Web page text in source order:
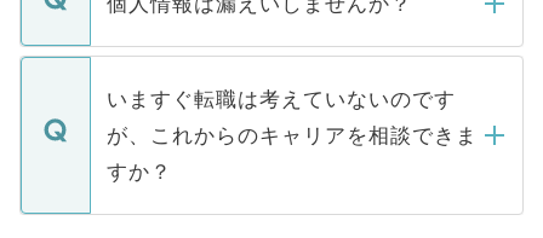
■応募殺到を避けるため 人気のある医療機
関を公にしてしまうと、応募が殺到する場
に、医療機関が求める条件に合った人材の
みを人材紹介会社に依頼するケースが増え
ています。
定を承諾する必要はありません。内定先へ
の辞退の連絡はキャリアパートナーが行い
個人情報が漏えいすることはありませんの
で、ご安心ください。当サイトからの登録
などで収集したご登録者様の個人情報は、
ご本人のキャリアアップおよび転職活動の
支援を目的に使用いたします。お預かりし
ているすべての個人データはご本人の許可
いますぐ転職は考えていないのです
が、これからのキャリアを相談できま
すか？